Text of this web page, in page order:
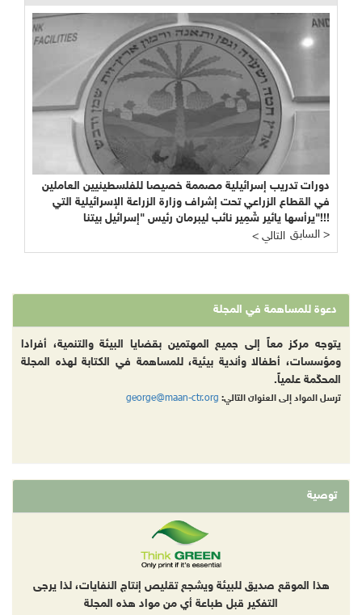
دورات تدريب إسرائيلية مصممة خصيصا للفلسطينيين العاملين
في القطاع الزراعي تحت إشراف وزارة الزراعة الإسرائيلية التي
يرأسها يائير شَمِير نائب ليبرمان رئيس "إسرائيل بيتنا"!!!
< التالي
السابق >
دعوة للمساهمة في المجلة
يتوجه مركز معاً إلى جميع المهتمين بقضايا البيئة والتنمية، أفرادا
ومؤسسات، أطفالا وأندية بيئية، للمساهمة في الكتابة لهذه المجلة
المحكّمة علمياً.
ترسل المواد إلى العنوان التالي: george@maan-ctr.org
توصية
هذا الموقع صديق للبيئة ويشجع تقليص إنتاج النفايات، لذا يرجى
التفكير قبل طباعة أي من مواد هذه المجلة